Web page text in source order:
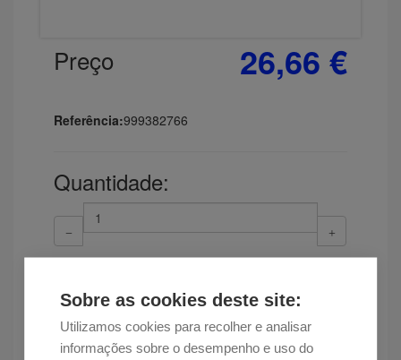
Sobre as cookies deste site:
Utilizamos cookies para recolher e analisar
informações sobre o desempenho e uso do
Preço 26,66 €
Referência:999382766
Quantidade:
Adicionar
Disponibilidade
Entrega estimada em 12 dias